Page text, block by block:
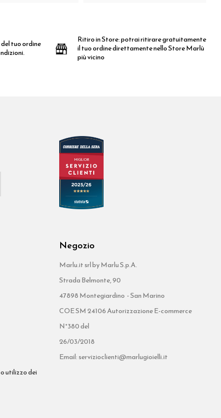
tuo ordine
Ritiro in Store:potrai ritirare gratuitamente
il tuo ordine direttamente nello Store Marlù
più vicino
utilizzo dei
Negozio
Marlu.it srl by Marlu S.p.A.
Strada Belmonte, 90
47898 Montegiardino - San Marino
COE SM 24106 Autorizzazione E-commerce
N°380 del
26/03/2018
Email: servizioclienti@marlugioielli.it